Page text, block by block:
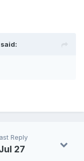
Reply
27